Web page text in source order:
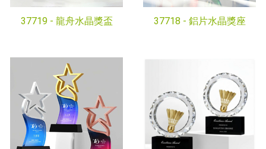
37719 - 龍舟水晶獎盃 37718 - 鋁片水晶獎座